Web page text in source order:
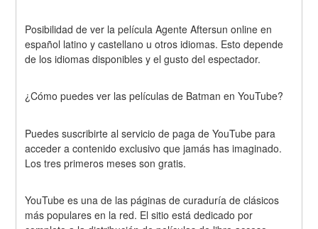
Posibilidad de ver la película Agente Aftersun online en
español latino y castellano u otros idiomas. Esto depende
de los idiomas disponibles y el gusto del espectador.
¿Cómo puedes ver las películas de Batman en YouTube?
Puedes suscribirte al servicio de paga de YouTube para
acceder a contenido exclusivo que jamás has imaginado.
Los tres primeros meses son gratis.
YouTube es una de las páginas de curaduría de clásicos
más populares en la red. El sitio está dedicado por